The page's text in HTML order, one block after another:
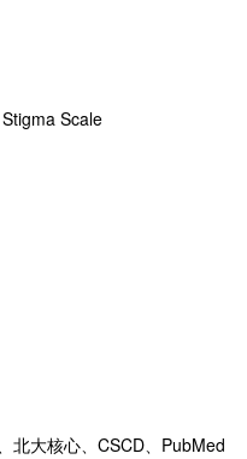
Scale
北大核心、CSCD、PubMed